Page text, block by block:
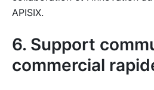
APISIX.
6. Support
commercial